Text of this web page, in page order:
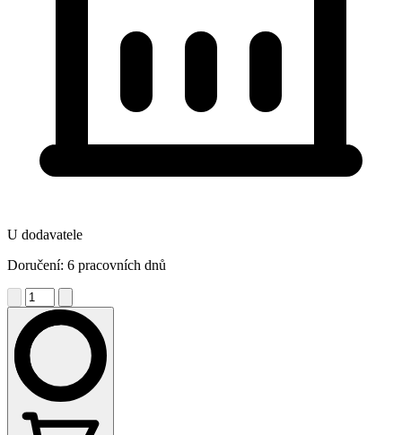
U dodavatele
Doručení: 6 pracovních dnů